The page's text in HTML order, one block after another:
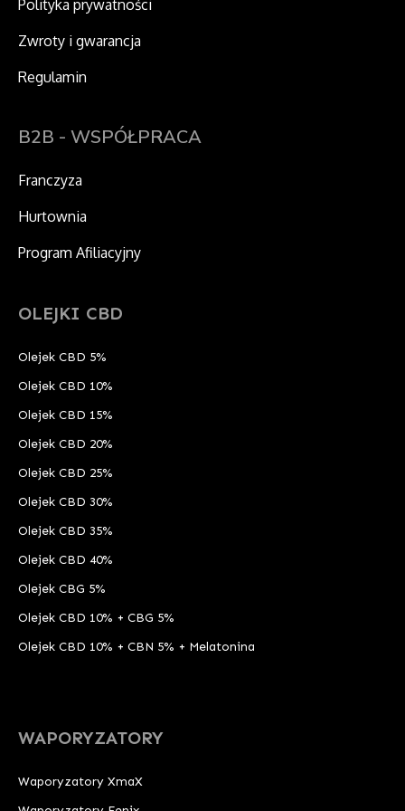
Polityka prywatności
Zwroty i gwarancja
Regulamin
B2B - WSPÓŁPRACA
Franczyza
Hurtownia
Program Afiliacyjny
OLEJKI CBD
Olejek CBD 5%
Olejek CBD 10%
Olejek CBD 15%
Olejek CBD 20%
Olejek CBD 25%
Olejek CBD 30%
Olejek CBD 35%
Olejek CBD 40%
Olejek CBG 5%
Olejek CBD 10% + CBG 5%
Olejek CBD 10% + CBN 5% + Melatonina
WAPORYZATORY
Waporyzatory XmaX